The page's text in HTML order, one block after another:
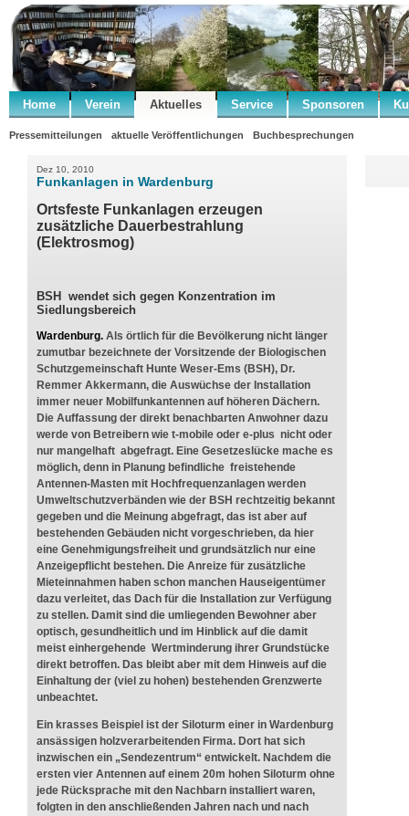
Home Verein Aktuelles Service Sponsoren
Pressemitteilungen aktuelle Veröffentlichungen Buchbesprechungen
Dez 10, 2010
Funkanlagen in Wardenburg
Ortsfeste Funkanlagen erzeugen
zusätzliche Dauerbestrahlung
(Elektrosmog)
BSH wendet sich gegen Konzentration im
Siedlungsbereich
Wardenburg. Als örtlich für die Bevölkerung nicht länger
zumutbar bezeichnete der Vorsitzende der Biologischen
Schutzgemeinschaft Hunte Weser-Ems (BSH), Dr.
Remmer Akkermann, die Auswüchse der Installation
immer neuer Mobilfunkantennen auf höheren Dächern.
Die Auffassung der direkt benachbarten Anwohner dazu
werde von Betreibern wie t-mobile oder e-plus nicht oder
nur mangelhaft abgefragt. Eine Gesetzeslücke mache es
möglich, denn in Planung befindliche freistehende
Antennen-Masten mit Hochfrequenzanlagen werden
Umweltschutzverbänden wie der BSH rechtzeitig bekannt
gegeben und die Meinung abgefragt, das ist aber auf
bestehenden Gebäuden nicht vorgeschrieben, da hier
eine Genehmigungsfreiheit und grundsätzlich nur eine
Anzeigepflicht bestehen. Die Anreize für zusätzliche
Mieteinnahmen haben schon manchen Hauseigentümer
dazu verleitet, das Dach für die Installation zur Verfügung
zu stellen. Damit sind die umliegenden Bewohner aber
optisch, gesundheitlich und im Hinblick auf die damit
meist einhergehende Wertminderung ihrer Grundstücke
direkt betroffen. Das bleibt aber mit dem Hinweis auf die
Einhaltung der (viel zu hohen) bestehenden Grenzwerte
unbeachtet.
Ein krasses Beispiel ist der Siloturm einer in Wardenburg
ansässigen holzverarbeitenden Firma. Dort hat sich
inzwischen ein „Sendezentrum“ entwickelt. Nachdem die
ersten vier Antennen auf einem 20m hohen Siloturm ohne
jede Rücksprache mit den Nachbarn installiert waren,
folgten in den anschließenden Jahren nach und nach